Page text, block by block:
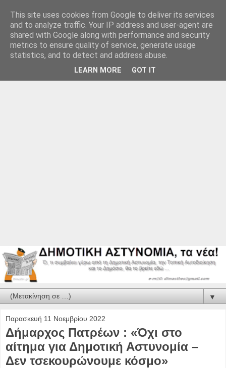
▼
Παρασκευή 11 Νοεμβρίου 2022
Δήμαρχος Πατρέων : «Όχι στο
αίτημα για Δημοτική Αστυνομία –
Δεν τσεκουρώνουμε κόσμο»
This site uses cookies from Google to deliver its services
and to analyze traffic. Your IP address and user-agent are
shared with Google along with performance and security
metrics to ensure quality of service, generate usage
statistics, and to detect and address abuse.
LEARN MORE GOT IT